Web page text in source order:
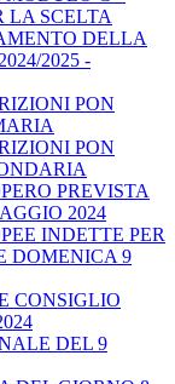
LA SCELTA
DELLA
2025 -
PON
PON
PREVISTA
2024
INDETTE PER
DOMENICA 9
CONSIGLIO
DEL 9